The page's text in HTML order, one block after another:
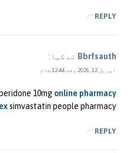
REPLY
Bbrfsauth نے کہا:
اپریل 12, 2026 وقت 12:44 شام
10mg online pharmacy
simvastatin people pharmacy
REPLY